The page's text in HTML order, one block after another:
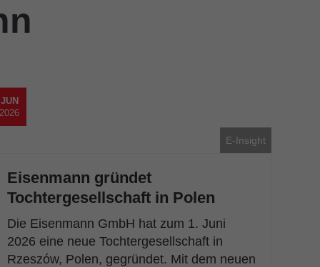
JUN
2026
E-Insight
Eisenmann gründet
Tochtergesellschaft in Polen
Die Eisenmann GmbH hat zum 1. Juni
2026 eine neue Tochtergesellschaft in
Rzeszów, Polen, gegründet. Mit dem neuen